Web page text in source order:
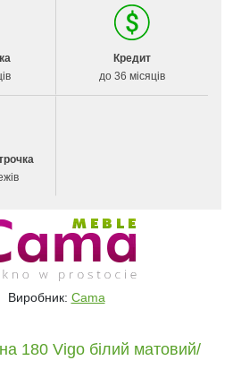
Кредит
до 36 місяців
Виробник: Cama
180 Vigo білий матовий/